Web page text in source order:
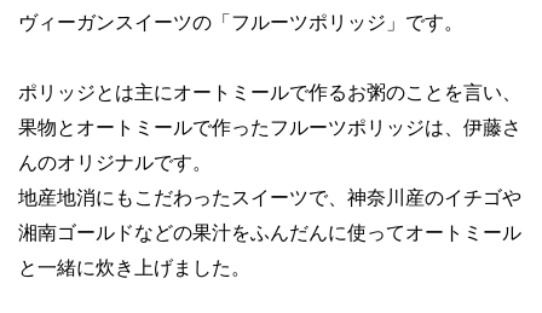
ヴィーガンスイーツの「フルーツポリッジ」です。
ポリッジとは主にオートミールで作るお粥のことを言い、
果物とオートミールで作ったフルーツポリッジは、伊藤さ
んのオリジナルです。
地産地消にもこだわったスイーツで、神奈川産のイチゴや
湘南ゴールドなどの果汁をふんだんに使ってオートミール
と一緒に炊き上げました。